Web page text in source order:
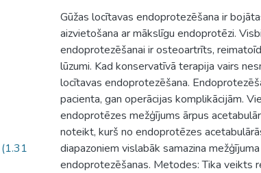
(1.31
Gūžas locītavas endoprotezēšana ir
aizvietošana ar mākslīgu endoprotēzi.
endoprotezēšanai ir osteoartrīts,
lūzumi. Kad konservatīvā terapija vairs
locītavas endoprotezēšana.
pacienta, gan operācijas komplikācijām.
endoprotēzes mežģījums ārpus
noteikt, kurš no endoprotēzes
diapazoniem vislabāk samazina
endoprotezēšanas. Metodes: Tika veikts